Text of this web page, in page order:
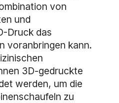
von
und
Druck das
voranbringen kann.
3D-gedruckte
werden, um die
zu